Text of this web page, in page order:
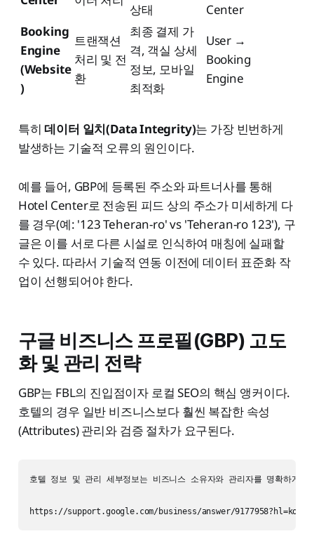
상태
Center
Booking
Engine
(Website
)
트랜잭션
처리 및 전
환
최종 결제 가
격, 객실 상세
정보, 모바일
최적화
User →
Booking
Engine
특히데이터 일치(Data Integrity)는 가장 빈번하게
발생하는 기술적 오류의 원인이다.
예를 들어, GBP에 등록된 주소와 파트너사를 통해
Hotel Center로 전송된 피드 상의 주소가 미세하게 다
를 경우(예: '123 Teheran-ro' vs 'Teheran-ro 123'), 구
글은 이를 서로 다른 시설로 인식하여 매칭에 실패할
수 있다. 따라서 기술적 연동 이전에 데이터 표준화 작
업이 선행되어야 한다.
구글 비즈니스 프로필(GBP) 고도
화 및 관리 전략
GBP는 FBL의 진입점이자 로컬 SEO의 핵심 앵커이다.
호텔의 경우 일반 비즈니스보다 훨씬 복잡한 속성
(Attributes) 관리와 검증 절차가 요구된다.
호텔 정보 및 관리 세부정보는 비즈니스 소유자와 관리자를 명확하게